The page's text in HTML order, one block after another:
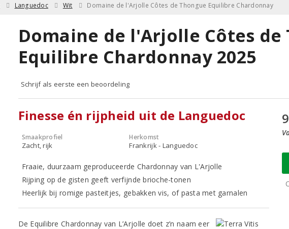
Languedoc Wit Domaine de l'Arjolle Côtes de Thongue Equilibre Chardonnay
Domaine de l'Arjolle Côtes de
Equilibre Chardonnay 2025
Schrijf als eerste een beoordeling
Finesse én rijpheid uit de Languedoc
Smaakprofiel
Zacht, rijk
Herkomst
Frankrijk - Languedoc
Fraaie, duurzaam geproduceerde Chardonnay van L'Arjolle
Rijping op de gisten geeft verfijnde brioche-tonen
Heerlijk bij romige pasteitjes, gebakken vis, of pasta met garnalen
De Equilibre Chardonnay van L’Arjolle doet z’n naam eer